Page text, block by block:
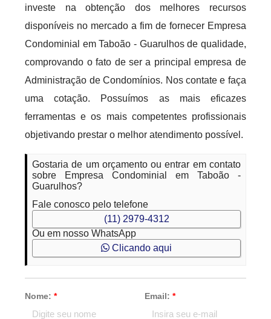
investe na obtenção dos melhores recursos
disponíveis no mercado a fim de fornecer Empresa
Condominial em Taboão - Guarulhos de qualidade,
comprovando o fato de ser a principal empresa de
Administração de Condomínios. Nos contate e faça
uma cotação. Possuímos as mais eficazes
ferramentas e os mais competentes profissionais
objetivando prestar o melhor atendimento possível.
Gostaria de um orçamento ou entrar em contato
sobre Empresa Condominial em Taboão -
Guarulhos?
Fale conosco pelo telefone
(11) 2979-4312
Ou em nosso WhatsApp
Clicando aqui
Nome:* Email: *